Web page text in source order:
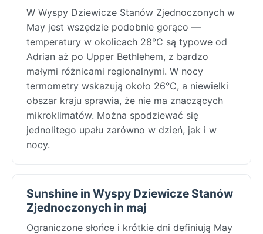
W Wyspy Dziewicze Stanów Zjednoczonych w
May jest wszędzie podobnie gorąco —
temperatury w okolicach 28°C są typowe od
Adrian aż po Upper Bethlehem, z bardzo
małymi różnicami regionalnymi. W nocy
termometry wskazują około 26°C, a niewielki
obszar kraju sprawia, że nie ma znaczących
mikroklimatów. Można spodziewać się
jednolitego upału zarówno w dzień, jak i w
nocy.
Sunshine in Wyspy Dziewicze Stanów
Zjednoczonych in maj
Ograniczone słońce i krótkie dni definiują May